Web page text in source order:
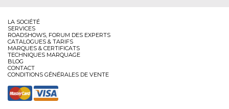
LA SOCIÉTÉ
SERVICES
ROADSHOWS, FORUM DES EXPERTS
CATALOGUES & TARIFS
MARQUES & CERTIFICATS
TECHNIQUES MARQUAGE
BLOG
CONTACT
CONDITIONS GÉNÉRALES DE VENTE